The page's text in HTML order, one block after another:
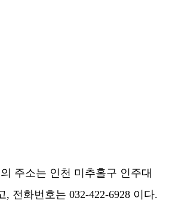
주소는 인천 미추홀구 인주대
, 전화번호는 032-422-6928 이다.